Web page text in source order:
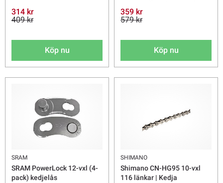
314 kr
409 kr
Köp nu
359 kr
579 kr
Köp nu
SRAM
SRAM PowerLock 12-vxl (4-
pack) kedjelås
SHIMANO
Shimano CN-HG95 10-vxl
116 länkar | Kedja